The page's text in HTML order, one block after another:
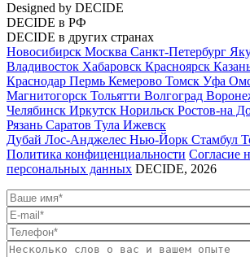
Designed by DECIDE
DECIDE в РФ
DECIDE в других странах
Новосибирск Москва Санкт-Петербург
Владивосток Хабаровск Красноярск
Краснодар Пермь Кемерово Томск Уфа
Магнитогорск Тольятти Волгоград
Челябинск Иркутск Норильск Ростов-на
Рязань Саратов Тула Ижевск
Дубай Лос-Анджелес Нью-Йорк Стамбул
Политика конфиценциальности Согласие
персональных данных DECIDE, 2026